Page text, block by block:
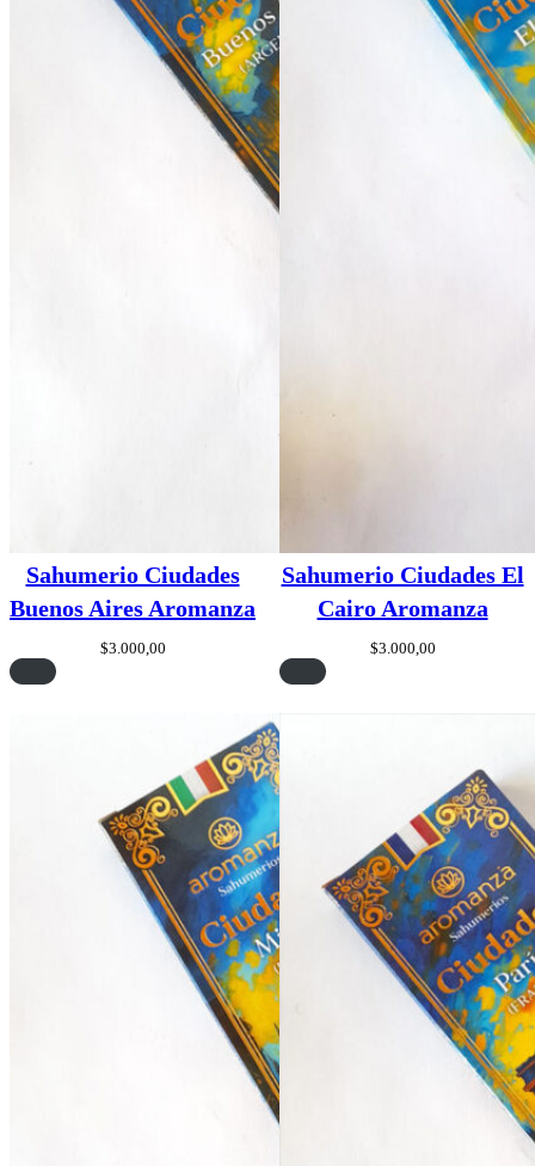
Sahumerio Ciudades
Buenos Aires Aromanza
$3.000,00
Sahumerio Ciudades El
Cairo Aromanza
$3.000,00